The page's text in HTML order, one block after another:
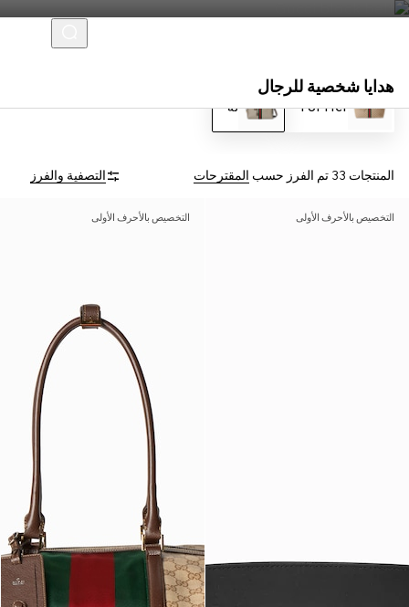
هدايا شخصية للرجال
For Her له
المنتجات 33 تم الفرز حسب المقترحات التصفية والفرز
التخصيص بالأحرف الأولى التخصيص بالأحرف الأولى